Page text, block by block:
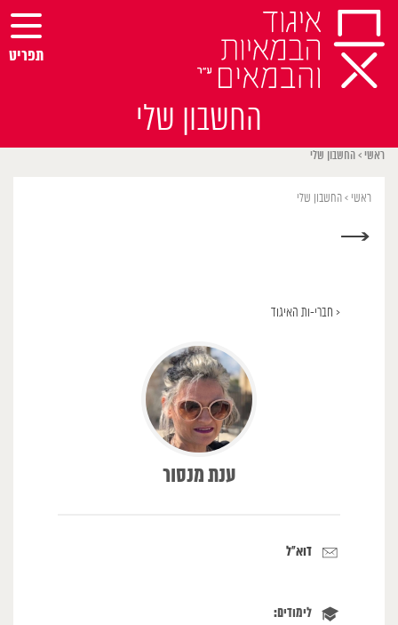
Skip
content
החשבון שלי
תפריט
ראשי > החשבון שלי
ראשי > החשבון שלי
→
< חברי-ות האיגוד
ענת מנסור
דוא"ל
לימודים: